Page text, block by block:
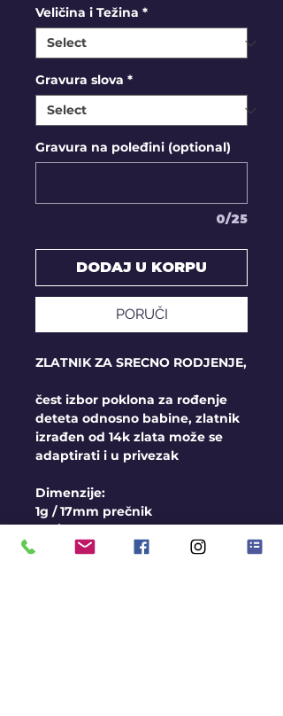
per
1
Gram
Veličina i Težina *
Gravura slova *
Gravura na poleđini (optional)
0/25
DODAJ U KORPU
PORUČI
ZLATNIK ZA SRECNO RODJENJE,
čest izbor poklona za rođenje
deteta odnosno babine, zlatnik
izrađen od 14k zlata može se
adaptirati i u privezak
Dimenzije:
1g / 17mm prečnik
2g / 20mm prečnik
3g / 23mm prečnik